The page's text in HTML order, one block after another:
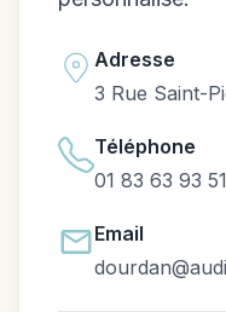
Adresse
3 Rue Saint-
Téléphone
01 83 63 93 51
Email